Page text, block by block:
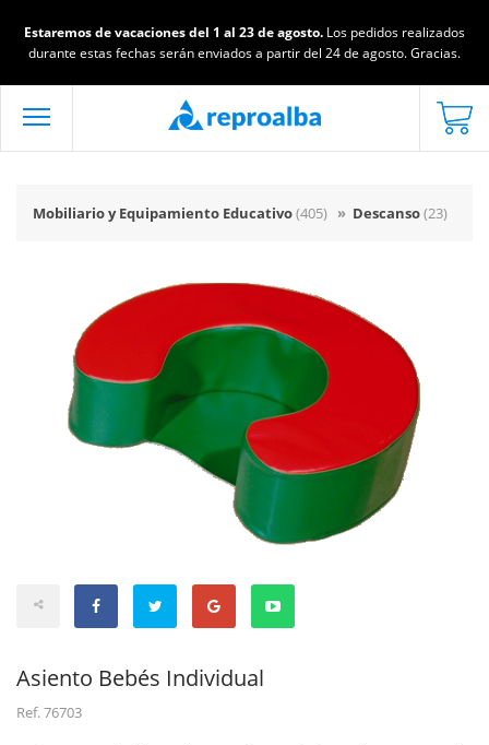
Estaremos de vacaciones del 1 al 23 de agosto. Los pedidos realizados
durante estas fechas serán enviados a partir del 24 de agosto. Gracias.
Mobiliario y Equipamiento Educativo(405) » Descanso(23)
Asiento Bebés Individual
Ref.76703